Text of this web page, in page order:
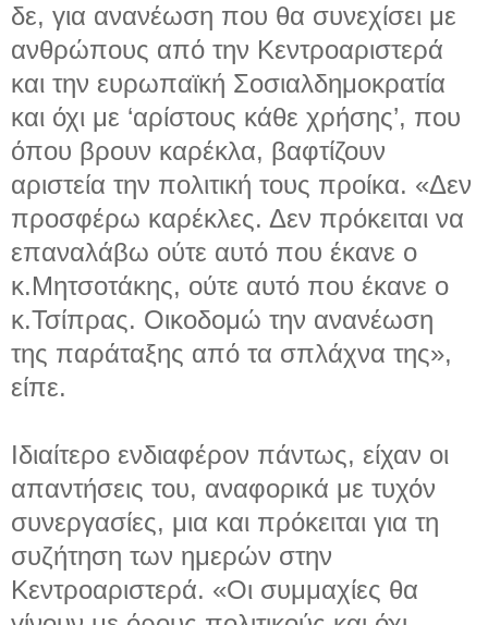
δε, για ανανέωση που θα συνεχίσει με
ανθρώπους από την Κεντροαριστερά
και την ευρωπαϊκή Σοσιαλδημοκρατία
και όχι με ‘αρίστους κάθε χρήσης’, που
όπου βρουν καρέκλα, βαφτίζουν
αριστεία την πολιτική τους προίκα. «Δεν
προσφέρω καρέκλες. Δεν πρόκειται να
επαναλάβω ούτε αυτό που έκανε ο
κ.Μητσοτάκης, ούτε αυτό που έκανε ο
κ.Τσίπρας. Οικοδομώ την ανανέωση
της παράταξης από τα σπλάχνα της»,
είπε.
Ιδιαίτερο ενδιαφέρον πάντως, είχαν οι
απαντήσεις του, αναφορικά με τυχόν
συνεργασίες, μια και πρόκειται για τη
συζήτηση των ημερών στην
Κεντροαριστερά. «Οι συμμαχίες θα